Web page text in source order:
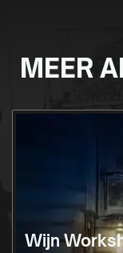
MEER
Wijn